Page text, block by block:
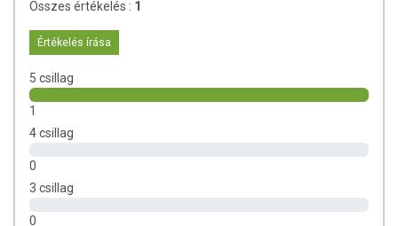
Összes értékelés : 1
Értékelés írása
5 csillag
1
4 csillag
0
3 csillag
0